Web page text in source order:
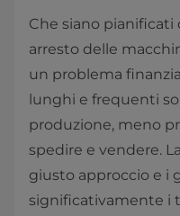
Che siano
arresto delle
un problema
lunghi e frequenti
produzione, meno
spedire e vendere.
giusto approccio e i
significativamente i